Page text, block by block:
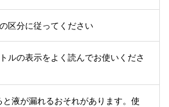
区分に従ってください
ルの表示をよく読んでお使いくださ
液が漏れるおそれがあります。使